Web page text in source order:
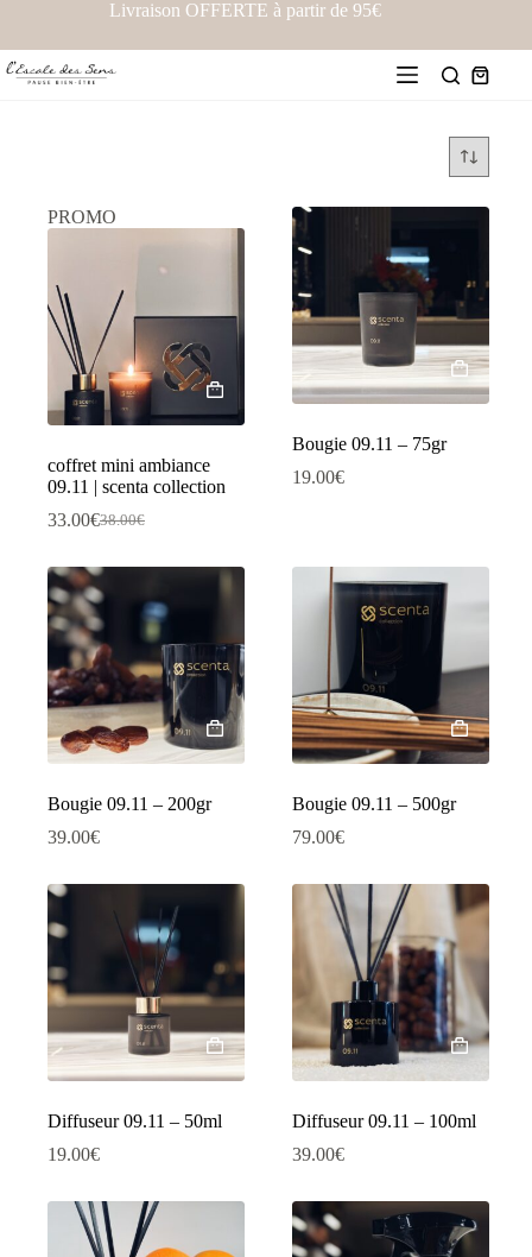
Livraison OFFERTE à partir de 95€
PROMO
coffret mini ambiance
09.11 | scenta collection
38.00€
33.00€
Bougie 09.11 – 75gr
19.00€
Bougie 09.11 – 200gr
39.00€
Bougie 09.11 – 500gr
79.00€
Diffuseur 09.11 – 50ml
19.00€
Diffuseur 09.11 – 100ml
39.00€